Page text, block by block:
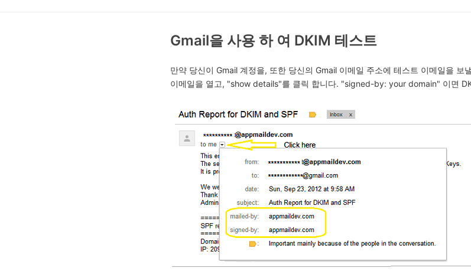
Gmail을 사용 하 여 DKIM 테스트
만약 당신이 Gmail 계정을, 또한 당신의 Gmail 이메일 주소에 테스트 이메일을 보
이메일을 열고, "show details"를 클릭 합니다. "signed-by: your domain" 이면